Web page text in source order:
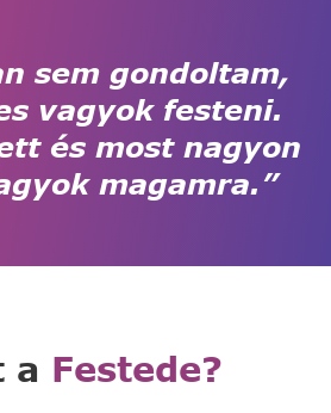
sem gondoltam,
vagyok festeni.
és most nagyon
magamra.”
a Festede?